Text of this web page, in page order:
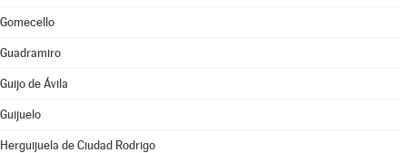
Gomecello
Guadramiro
Guijo de Ávila
Guijuelo
Herguijuela de Ciudad Rodrigo